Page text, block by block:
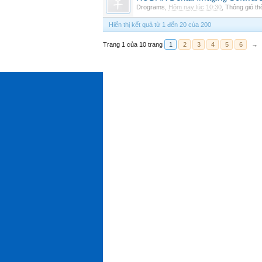
Drograms Hôm nay lúc 10:30 Thông gió
Hiển thị kết quả từ 1 đến 20 của 200
Trang 1 của 10 trang 1 2 3 4 5 6 →